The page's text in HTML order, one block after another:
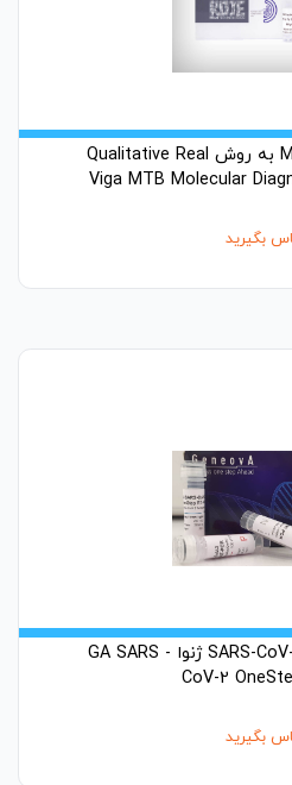
کیت تشخیص مولکولی MTB به روش Qualitative Real
بگیرید
کیت مولکولی نسل جدید SARS-CoV-2 ژنوا - GA SARS
CoV-2
بگیرید